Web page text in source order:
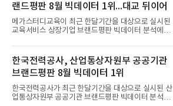
랜드평판 8월 빅데이터 1위...대교 뒤이어
메가스터디교육이 최근 한달기간을 대상으로 실시된
교육서비스 상장기업 브랜드평판 빅데이터 분석에서
일 한국기업평판연구소(소장 구창환)는 국내 교육서
비스 상장기업 브랜드를 대상으로 지난 7월 7일부터
8월 7일까지 수집된 소비자 빅데이터 10,074,233건
을 분석한 결과, 메가스터디교육이 브랜드평판지수
1,710,926을 기록하며 8월 1위에 올랐다고 밝혔다.
분석에 활용된 빅데이터는 지난 7월(9,491,206건) 대
비 6.14% 증가한 수치로, 교육서비스 상장기업 브랜
한국전력공사, 산업통상자원부 공공기관
브랜드평판 8월 빅데이터 1위
한국전력공사가 최근 한달기간을 대상으로 실시된 산
업통상자원부 공공기관 브랜드평판 빅데이터 분석에